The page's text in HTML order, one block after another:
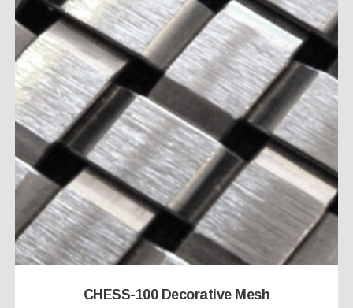
CHESS-100 Decorative Mesh